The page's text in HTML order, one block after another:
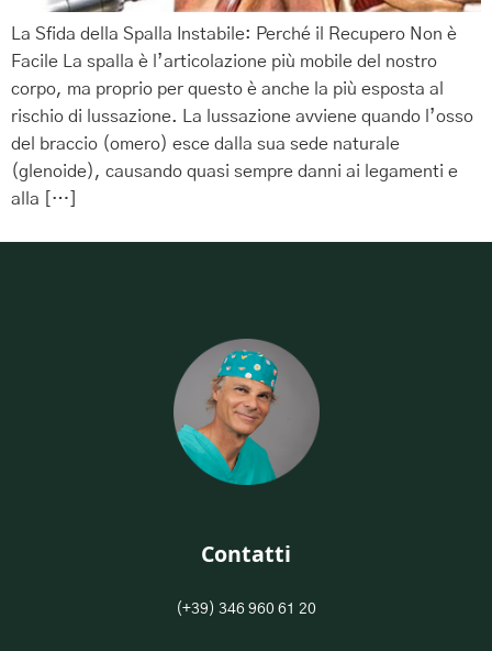
La Sfida della Spalla Instabile: Perché il Recupero Non è
Facile La spalla è l’articolazione più mobile del nostro
corpo, ma proprio per questo è anche la più esposta al
rischio di lussazione. La lussazione avviene quando l’osso
del braccio (omero) esce dalla sua sede naturale
(glenoide), causando quasi sempre danni ai legamenti e
alla […]
Contatti
(+39) 346 960 61 20